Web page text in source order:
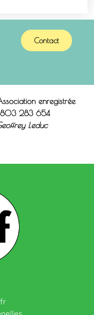
Contact
enregistrée
803 283 654
Leduc